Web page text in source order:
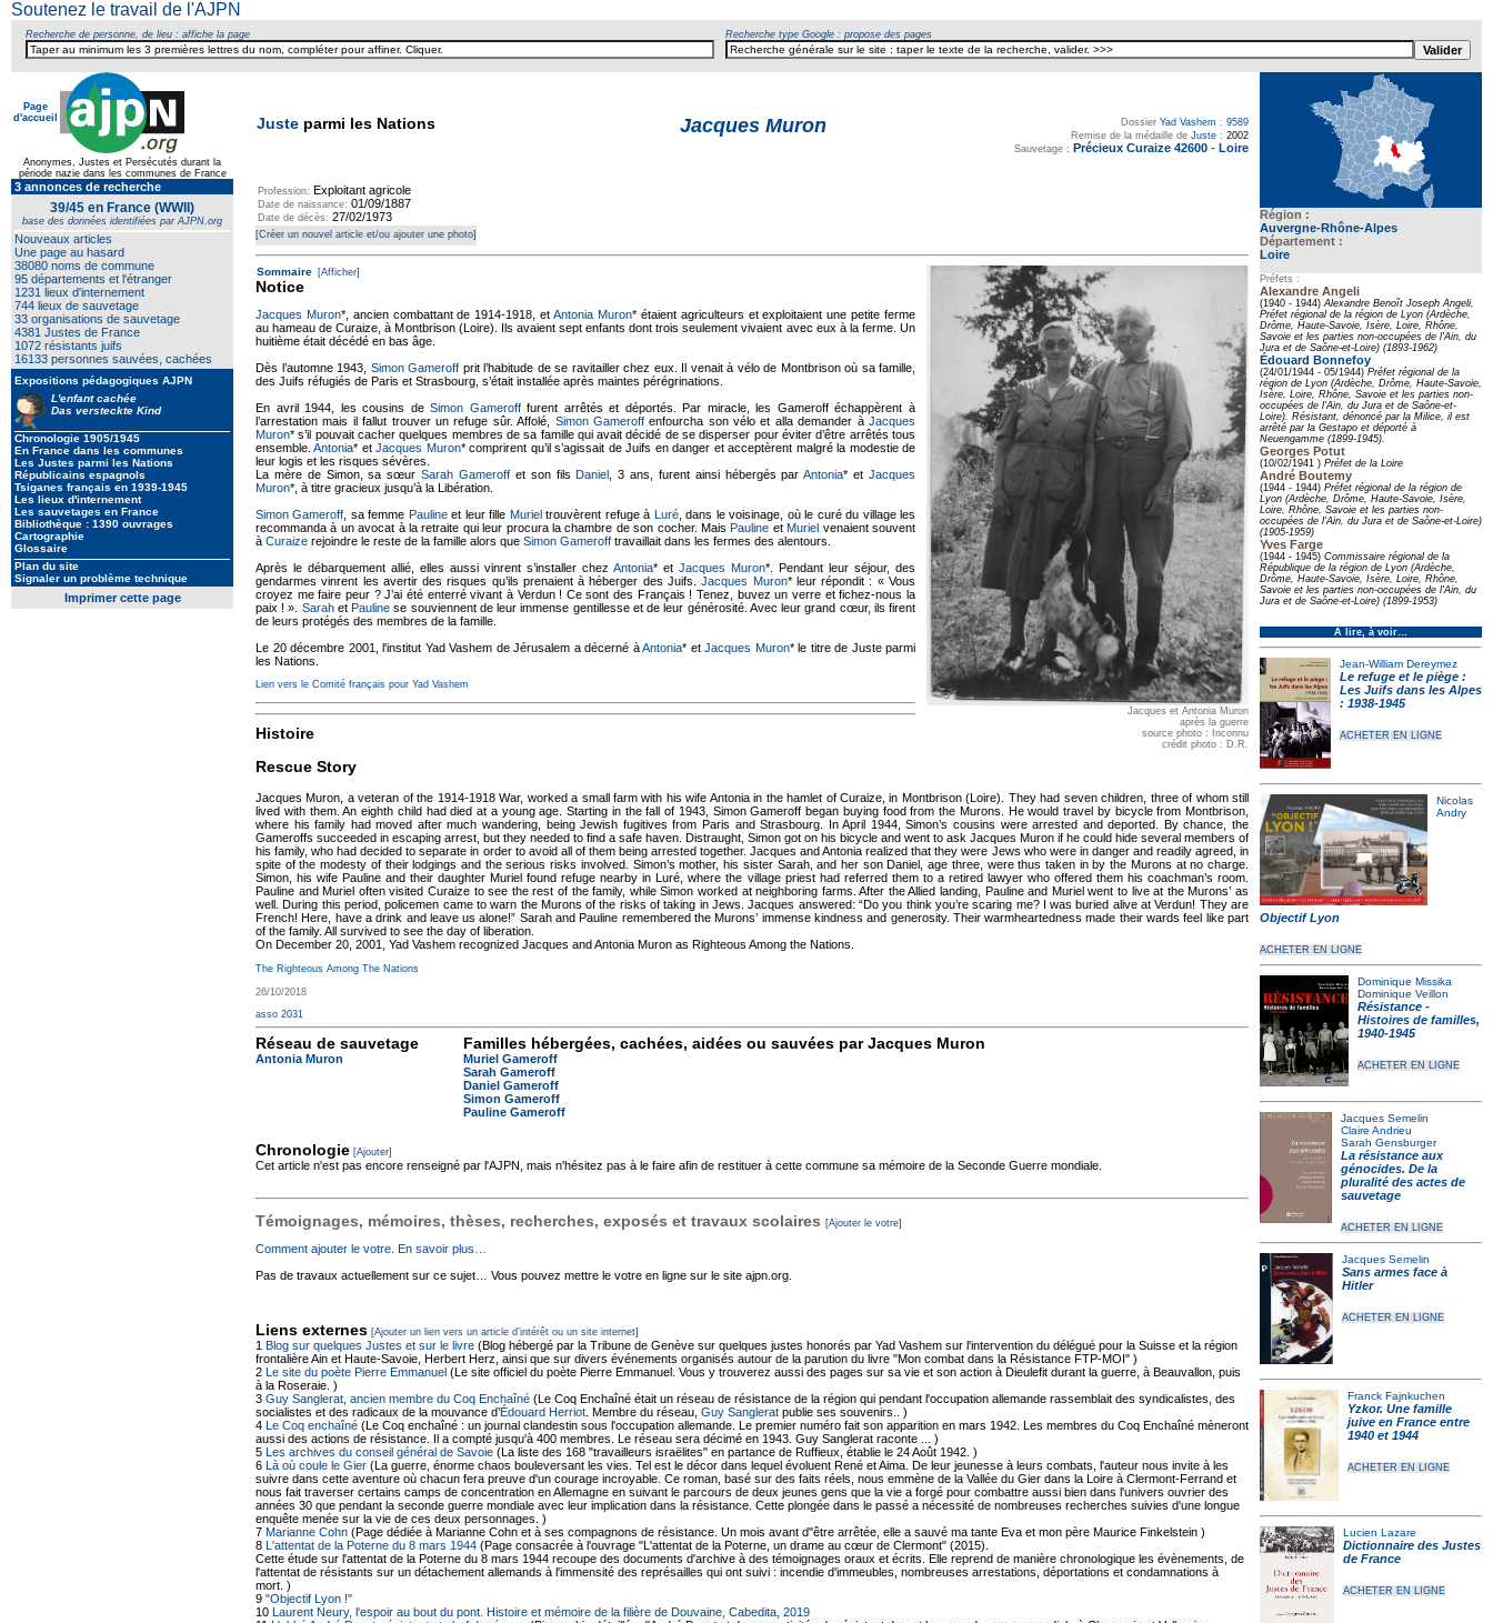
Soutenez le travail de l'AJPN
Recherche de personne, de lieu : affiche la page Recherche type Google : propose des pages
Page
d'accueil
Anonymes, Justes et Persécutés durant la
période nazie dans les communes de France
3 annonces de recherche
39/45 en France (WWII)
base des données identifiées par AJPN.org
Nouveaux articles
Une page au hasard
38080 noms de commune
95 départements et l'étranger
1231 lieux d'internement
744 lieux de sauvetage
33 organisations de sauvetage
4381 Justes de France
1072 résistants juifs
16133 personnes sauvées, cachées
Expositions pédagogiques AJPN
L'enfant cachée
Das versteckte Kind
Chronologie 1905/1945
En France dans les communes
Les Justes parmi les Nations
Républicains espagnols
Tsiganes français en 1939-1945
Les lieux d'internement
Les sauvetages en France
Bibliothèque : 1390 ouvrages
Cartographie
Glossaire
Plan du site
Signaler un problème technique
Imprimer cette page
Région :
Auvergne-Rhône-Alpes
Département :
Loire
Préfets :
Alexandre Angeli
(1940 - 1944)Alexandre Benoît Joseph Angeli,
Préfet régional de la région de Lyon (Ardèche,
Drôme, Haute-Savoie, Isère, Loire, Rhône,
Savoie et les parties non-occupées de l'Ain, du
Jura et de Saône-et-Loire) (1893-1962)
Édouard Bonnefoy
(24/01/1944 - 05/1944) Préfet régional de la
région de Lyon (Ardèche, Drôme, Haute-Savoie,
Isère, Loire, Rhône, Savoie et les parties non-
occupées de l'Ain, du Jura et de Saône-et-
Loire). Résistant, dénoncé par la Milice, il est
arrêté par la Gestapo et déporté à
Neuengamme (1899-1945).
Georges Potut
(10/02/1941 ) Préfet de la Loire
André Boutemy
(1944 - 1944) Préfet régional de la région de
Lyon (Ardèche, Drôme, Haute-Savoie, Isère,
Loire, Rhône, Savoie et les parties non-
occupées de l'Ain, du Jura et de Saône-et-Loire)
(1905-1959)
Yves Farge
(1944 - 1945) Commissaire régional de la
République de la région de Lyon (Ardèche,
Drôme, Haute-Savoie, Isère, Loire, Rhône,
Savoie et les parties non-occupées de l'Ain, du
Jura et de Saône-et-Loire) (1899-1953)
À lire, à voir…
Jean-William Dereymez
Le refuge et le piège :
Les Juifs dans les Alpes
: 1938-1945
ACHETER EN LIGNE
Nicolas
Andry
Objectif Lyon
ACHETER EN LIGNE
Dominique Missika
Dominique Veillon
Résistance -
Histoires de familles,
1940-1945
ACHETER EN LIGNE
Jacques Semelin
Claire Andrieu
Sarah Gensburger
La résistance aux
génocides. De la
pluralité des actes de
sauvetage
ACHETER EN LIGNE
Jacques Semelin
Sans armes face à
Hitler
ACHETER EN LIGNE
Franck Fajnkuchen
Yzkor. Une famille
juive en France entre
1940 et 1944
ACHETER EN LIGNE
Lucien Lazare
Dictionnaire des Justes
de France
ACHETER EN LIGNE
Juste parmi les Nations Jacques Muron Dossier Yad Vashem : 9589
Remise de la médaille de Juste : 2002
Sauvetage : Précieux Curaize 42600 - Loire
Profession: Exploitant agricole
Date de naissance: 01/09/1887
Date de décès: 27/02/1973
[Créer un nouvel article et/ou ajouter une photo]
Jacques et Antonia Muron
après la guerre
source photo : Inconnu
crédit photo : D.R.
Sommaire [Afficher]
Notice
Jacques Muron*, ancien combattant de 1914-1918, etAntonia Muron* étaient agriculteurs et exploitaient une petite ferme
au hameau de Curaize, à Montbrison (Loire). Ils avaient sept enfants dont trois seulement vivaient avec eux à la ferme. Un
huitième était décédé en bas âge.
Dès l’automne 1943, Simon Gameroff prit l’habitude de se ravitailler chez eux. Il venait à vélo de Montbrison où sa famille,
des Juifs réfugiés de Paris et Strasbourg, s’était installée après maintes pérégrinations.
En avril 1944, les cousins deSimon Gamerofffurent arrêtés et déportés. Par miracle, les Gameroff échappèrent à
l’arrestation mais il fallut trouver un refuge sûr. Affolé, Simon Gameroffenfourcha son vélo et alla demander àJacques
Muron* s’il pouvait cacher quelques membres de sa famille qui avait décidé de se disperser pour éviter d’être arrêtés tous
ensemble.Antonia* etJacques Muron* comprirent qu’il s’agissait de Juifs en danger et acceptèrent malgré la modestie de
leur logis et les risques sévères.
La mère de Simon, sa sœurSarah Gameroffet son filsDaniel , 3 ans, furent ainsi hébergés parAntonia* etJacques
Muron*, à titre gracieux jusqu’à la Libération.
Simon Gameroff , sa femme Paulineet leur fille Murieltrouvèrent refuge à Luré, dans le voisinage, où le curé du village les
recommanda à un avocat à la retraite qui leur procura la chambre de son cocher. MaisPauline etMuriel venaient souvent
à Curaize rejoindre le reste de la famille alors que Simon Gameroff travaillait dans les fermes des alentours.
Après le débarquement allié, elles aussi vinrent s’installer chez Antonia* et Jacques Muron*. Pendant leur séjour, des
gendarmes vinrent les avertir des risques qu’ils prenaient à héberger des Juifs.Jacques Muron* leur répondit : « Vous
croyez me faire peur ? J’ai été enterré vivant à Verdun ! Ce sont des Français ! Tenez, buvez un verre et fichez-nous la
paix ! ». SarahetPauline se souviennent de leur immense gentillesse et de leur générosité. Avec leur grand cœur, ils firent
de leurs protégés des membres de la famille.
Le 20 décembre 2001, l'institut Yad Vashem de Jérusalem a décerné àAntonia* et Jacques Muron* le titre de Juste parmi
les Nations.
Lien vers le Comité français pour Yad Vashem
Histoire
Rescue Story
Jacques Muron, a veteran of the 1914-1918 War, worked a small farm with his wife Antonia in the hamlet of Curaize, in Montbrison (Loire). They had seven children, three of whom still
lived with them. An eighth child had died at a young age. Starting in the fall of 1943, Simon Gameroff began buying food from the Murons. He would travel by bicycle from Montbrison,
where his family had moved after much wandering, being Jewish fugitives from Paris and Strasbourg. In April 1944, Simon’s cousins were arrested and deported. By chance, the
Gameroffs succeeded in escaping arrest, but they needed to find a safe haven. Distraught, Simon got on his bicycle and went to ask Jacques Muron if he could hide several members of
his family, who had decided to separate in order to avoid all of them being arrested together. Jacques and Antonia realized that they were Jews who were in danger and readily agreed, in
spite of the modesty of their lodgings and the serious risks involved. Simon’s mother, his sister Sarah, and her son Daniel, age three, were thus taken in by the Murons at no charge.
Simon, his wife Pauline and their daughter Muriel found refuge nearby in Luré, where the village priest had referred them to a retired lawyer who offered them his coachman’s room.
Pauline and Muriel often visited Curaize to see the rest of the family, while Simon worked at neighboring farms. After the Allied landing, Pauline and Muriel went to live at the Murons’ as
well. During this period, policemen came to warn the Murons of the risks of taking in Jews. Jacques answered: “Do you think you’re scaring me? I was buried alive at Verdun! They are
French! Here, have a drink and leave us alone!” Sarah and Pauline remembered the Murons’ immense kindness and generosity. Their warmheartedness made their wards feel like part
of the family. All survived to see the day of liberation.
On December 20, 2001, Yad Vashem recognized Jacques and Antonia Muron as Righteous Among the Nations.
The Righteous Among The Nations
26/10/2018
asso 2031
Réseau de sauvetage
Antonia Muron
Familles hébergées, cachées, aidées ou sauvées par Jacques Muron
Muriel Gameroff
Sarah Gameroff
Daniel Gameroff
Simon Gameroff
Pauline Gameroff
Chronologie [Ajouter]
Cet article n'est pas encore renseigné par l'AJPN, mais n'hésitez pas à le faire afin de restituer à cette commune sa mémoire de la Seconde Guerre mondiale.
Témoignages, mémoires, thèses, recherches, exposés et travaux scolaires [Ajouter le votre]
Comment ajouter le votre. En savoir plus…
Pas de travaux actuellement sur ce sujet… Vous pouvez mettre le votre en ligne sur le site ajpn.org.
Liens externes [Ajouter un lien vers un article d'intérêt ou un site internet]
1 Blog sur quelques Justes et sur le livre (Blog hébergé par la Tribune de Genève sur quelques justes honorés par Yad Vashem sur l'intervention du délégué pour la Suisse et la région
frontalière Ain et Haute-Savoie, Herbert Herz, ainsi que sur divers événements organisés autour de la parution du livre "Mon combat dans la Résistance FTP-MOI" )
2 Le site du poète Pierre Emmanuel (Le site officiel du poète Pierre Emmanuel. Vous y trouverez aussi des pages sur sa vie et son action à Dieulefit durant la guerre, à Beauvallon, puis
à la Roseraie. )
3 Guy Sanglerat, ancien membre du Coq Enchaîné (Le Coq Enchaîné était un réseau de résistance de la région qui pendant l'occupation allemande rassemblait des syndicalistes, des
socialistes et des radicaux de la mouvance d’Édouard Herriot . Membre du réseau, Guy Sanglerat publie ses souvenirs.. )
4 Le Coq enchaîné (Le Coq enchaîné : un journal clandestin sous l'occupation allemande. Le premier numéro fait son apparition en mars 1942. Les membres du Coq Enchaîné mèneront
aussi des actions de résistance. Il a compté jusqu'à 400 membres. Le réseau sera décimé en 1943. Guy Sanglerat raconte ... )
5 Les archives du conseil général de Savoie (La liste des 168 "travailleurs israëlites" en partance de Ruffieux, établie le 24 Août 1942. )
6 Là où coule le Gier (La guerre, énorme chaos bouleversant les vies. Tel est le décor dans lequel évoluent René et Aima. De leur jeunesse à leurs combats, l'auteur nous invite à les
suivre dans cette aventure où chacun fera preuve d'un courage incroyable. Ce roman, basé sur des faits réels, nous emmène de la Vallée du Gier dans la Loire à Clermont-Ferrand et
nous fait traverser certains camps de concentration en Allemagne en suivant le parcours de deux jeunes gens que la vie a forgé pour combattre aussi bien dans l'univers ouvrier des
années 30 que pendant la seconde guerre mondiale avec leur implication dans la résistance. Cette plongée dans le passé a nécessité de nombreuses recherches suivies d'une longue
enquête menée sur la vie de ces deux personnages. )
7 Marianne Cohn (Page dédiée à Marianne Cohn et à ses compagnons de résistance. Un mois avant d"être arrêtée, elle a sauvé ma tante Eva et mon père Maurice Finkelstein )
8 L'attentat de la Poterne du 8 mars 1944 (Page consacrée à l'ouvrage "L'attentat de la Poterne, un drame au cœur de Clermont" (2015).
Cette étude sur l'attentat de la Poterne du 8 mars 1944 recoupe des documents d'archive à des témoignages oraux et écrits. Elle reprend de manière chronologique les évènements, de
l'attentat de résistants sur un détachement allemands à l'immensité des représailles qui ont suivi : incendie d'immeubles, nombreuses arrestations, déportations et condamnations à
mort. )
9 "Objectif Lyon !"
10 Laurent Neury, l'espoir au bout du pont. Histoire et mémoire de la filière de Douvaine, Cabedita, 2019